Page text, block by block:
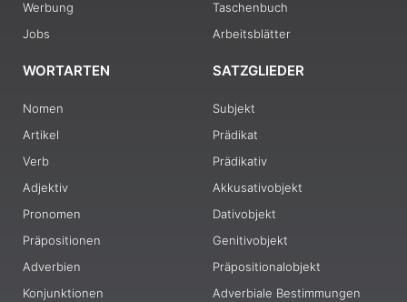
Werbung
Jobs
Taschenbuch
Arbeitsblätter
WORTARTEN
Nomen
Artikel
Verb
Adjektiv
Pronomen
Präpositionen
Adverbien
Konjunktionen
SATZGLIEDER
Subjekt
Prädikat
Prädikativ
Akkusativobjekt
Dativobjekt
Genitivobjekt
Präpositionalobjekt
Adverbiale Bestimmungen